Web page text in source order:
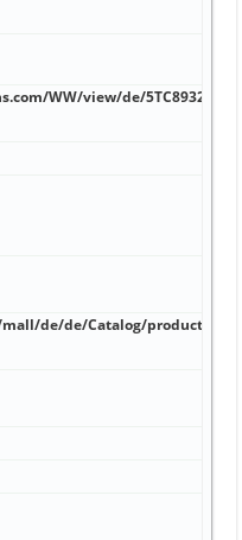
WW/view/de/5TC8932-
de/de/Catalog/product?